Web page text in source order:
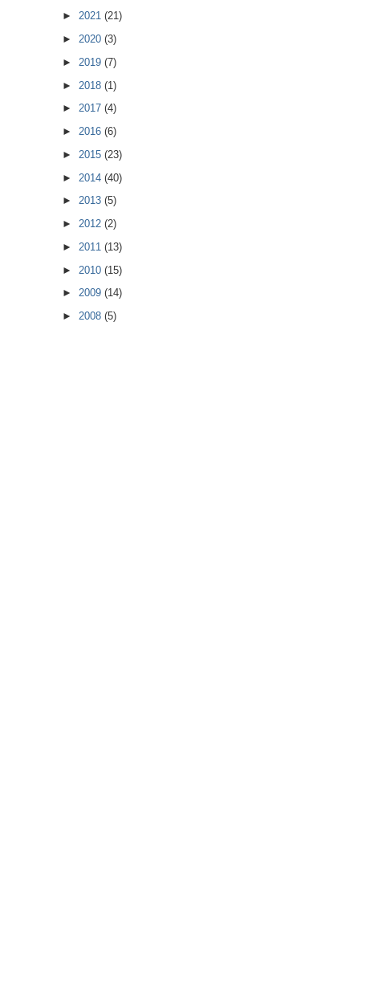
► 2021 (21)
► 2020 (3)
► 2019 (7)
► 2018 (1)
► 2017 (4)
► 2016 (6)
► 2015 (23)
► 2014 (40)
► 2013 (5)
► 2012 (2)
► 2011 (13)
► 2010 (15)
► 2009 (14)
► 2008 (5)